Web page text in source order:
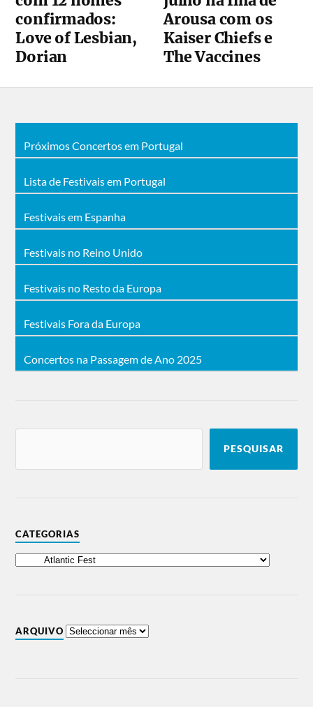
confirmados:
Love of Lesbian,
Dorian
Arousa com os
Kaiser Chiefs e
The Vaccines
Próximos Concertos em Portugal
Lista de Festivais em Portugal
Festivais em Espanha
Festivais no Reino Unido
Festivais no Resto da Europa
Festivais Fora da Europa
Concertos na Passagem de Ano 2025
PESQUISAR
CATEGORIAS
ARQUIVO